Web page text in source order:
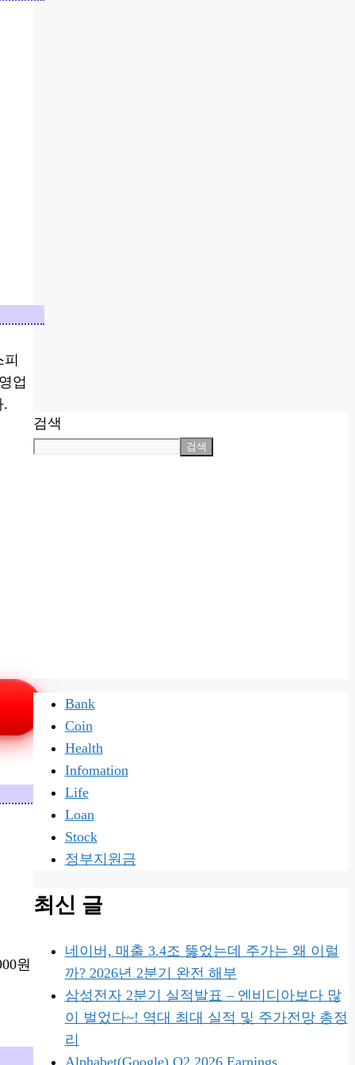
업
.
원
검색
검색
Bank
Coin
Health
Infomation
Life
Loan
Stock
정부지원금
최신 글
네이버, 매출 3.4조 뚫었는데 주가는 왜 이럴
까? 2026년 2분기 완전 해부
삼성전자 2분기 실적발표 – 엔비디아보다 많
이 벌었다~! 역대 최대 실적 및 주가전망 총정
리
Alphabet(Google) Q2 2026 Earnings